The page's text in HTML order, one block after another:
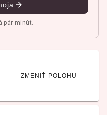
pár minút.
ZMENIŤ POLOHU